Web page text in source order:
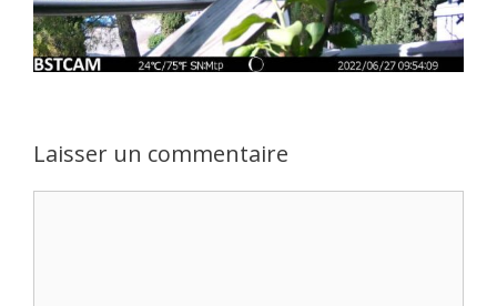
Laisser un commentaire